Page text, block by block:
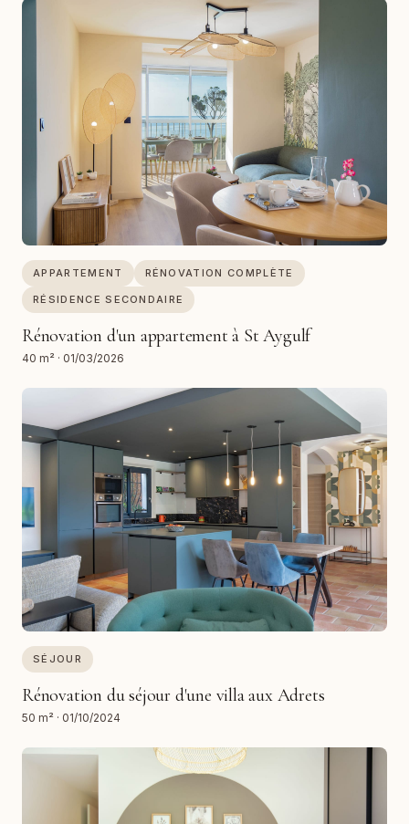
APPARTEMENT RÉNOVATION COMPLÈTE
RÉSIDENCE SECONDAIRE
Rénovation d'un appartement à St Aygulf
40 m² · 01/03/2026
SÉJOUR
Rénovation du séjour d'une villa aux Adrets
50 m² · 01/10/2024